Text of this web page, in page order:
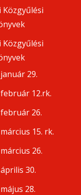
Közgyűlési
Közgyűlési
29.
február 12.rk.
26.
15. rk.
26.
30.
28.